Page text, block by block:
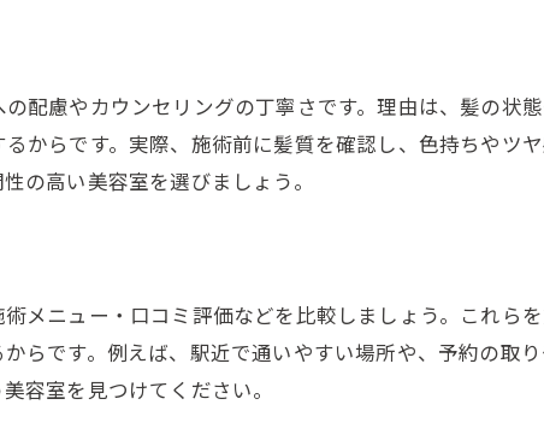
配慮やカウンセリングの丁寧さです。理由は、髪の状
からです。実際、施術前に髪質を確認し、色持ちやツ
の高い美容室を選びましょう。
メニュー・口コミ評価などを比較しましょう。これら
らです。例えば、駅近で通いやすい場所や、予約の取
容室を見つけてください。